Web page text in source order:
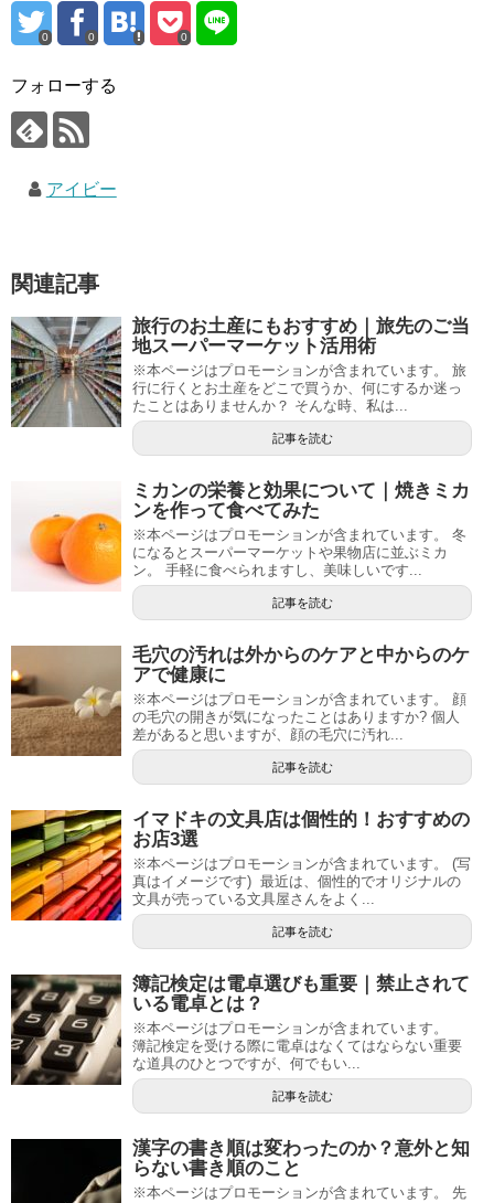
0 0 0
フォローする
アイビー
関連記事
旅行のお土産にもおすすめ｜旅先のご当
地スーパーマーケット活用術
※本ページはプロモーションが含まれています。 旅
行に行くとお土産をどこで買うか、何にするか迷っ
たことはありませんか？ そんな時、私は...
記事を読む
ミカンの栄養と効果について｜焼きミカ
ンを作って食べてみた
※本ページはプロモーションが含まれています。 冬
になるとスーパーマーケットや果物店に並ぶミカ
ン。 手軽に食べられますし、美味しいです...
記事を読む
毛穴の汚れは外からのケアと中からのケ
アで健康に
※本ページはプロモーションが含まれています。 顔
の毛穴の開きが気になったことはありますか? 個人
差があると思いますが、顔の毛穴に汚れ...
記事を読む
イマドキの文具店は個性的！おすすめの
お店3選
※本ページはプロモーションが含まれています。 (写
真はイメージです) 最近は、個性的でオリジナルの
文具が売っている文具屋さんをよく...
記事を読む
簿記検定は電卓選びも重要｜禁止されて
いる電卓とは？
※本ページはプロモーションが含まれています。
簿記検定を受ける際に電卓はなくてはならない重要
な道具のひとつですが、何でもい...
記事を読む
漢字の書き順は変わったのか？意外と知
らない書き順のこと
※本ページはプロモーションが含まれています。 先